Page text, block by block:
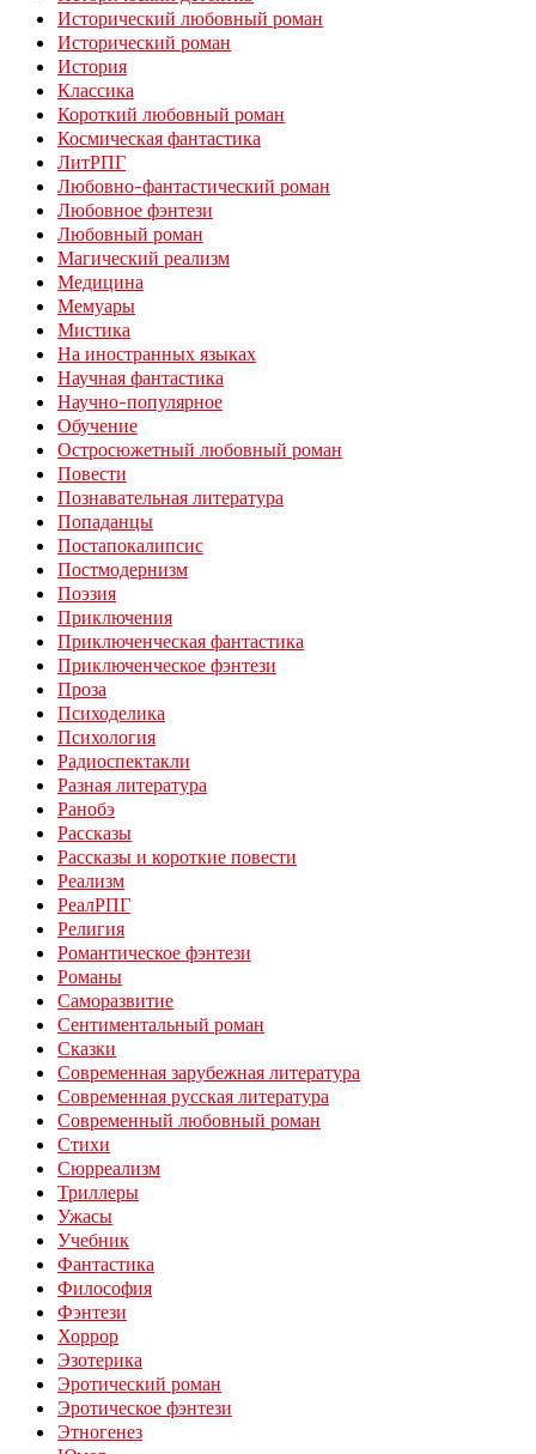
Исторический любовный роман
Исторический роман
История
Классика
Короткий любовный роман
Космическая фантастика
ЛитРПГ
Любовно-фантастический роман
Любовное фэнтези
Любовный роман
Магический реализм
Медицина
Мемуары
Мистика
На иностранных языках
Научная фантастика
Научно-популярное
Обучение
Остросюжетный любовный роман
Повести
Познавательная литература
Попаданцы
Постапокалипсис
Постмодернизм
Поэзия
Приключения
Приключенческая фантастика
Приключенческое фэнтези
Проза
Психоделика
Психология
Радиоспектакли
Разная литература
Ранобэ
Рассказы
Рассказы и короткие повести
Реализм
РеалРПГ
Религия
Романтическое фэнтези
Романы
Саморазвитие
Сентиментальный роман
Сказки
Современная зарубежная литература
Современная русская литература
Современный любовный роман
Стихи
Сюрреализм
Триллеры
Ужасы
Учебник
Фантастика
Философия
Фэнтези
Хоррор
Эзотерика
Эротический роман
Эротическое фэнтези
Этногенез